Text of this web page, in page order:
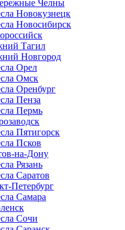
Челны
Новокузнецк
Новосибирск
Тагил
Новгород
Орел
Омск
Оренбург
Пенза
Пермь
Пятигорск
Псков
на-Дону
Рязань
Саратов
Петербург
Самара
Сочи